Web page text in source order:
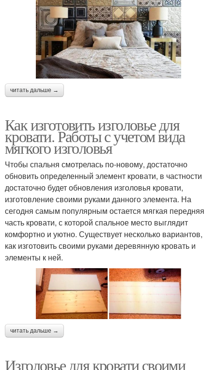
читать дальше →
Как изготовить изголовье для
кровати. Работы с учетом вида
мягкого изголовья
Чтобы спальня смотрелась по-новому, достаточно
обновить определенный элемент кровати, в частности
достаточно будет обновления изголовья кровати,
изготовление своими руками данного элемента. На
сегодня самым популярным остается мягкая передняя
часть кровати, с которой спальное место выглядит
комфортно и уютно. Существует несколько вариантов,
как изготовить своими руками деревянную кровать и
элементы к ней.
читать дальше →
Изголовье для кровати своими